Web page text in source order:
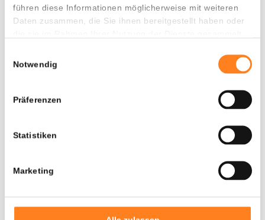
führen diese Informationen möglicherweise mit weiteren
Daten zusammen, die Sie ihnen bereitgestellt haben oder
Notwendig
Präferenzen
Statistiken
Marketing
Hätte investiert In
$
- 0,00%